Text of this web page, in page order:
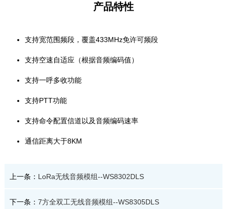
产品特性
支持宽范围频段，覆盖433MHz免许可频段
支持空速自适应（根据音频编码值）
支持一呼多收功能
支持PTT功能
支持命令配置信道以及音频编码速率
通信距离大于8KM
上一条： LoRa无线音频模组--WS8302DLS
下一条： 7方全双工无线音频模组--WS8305DLS